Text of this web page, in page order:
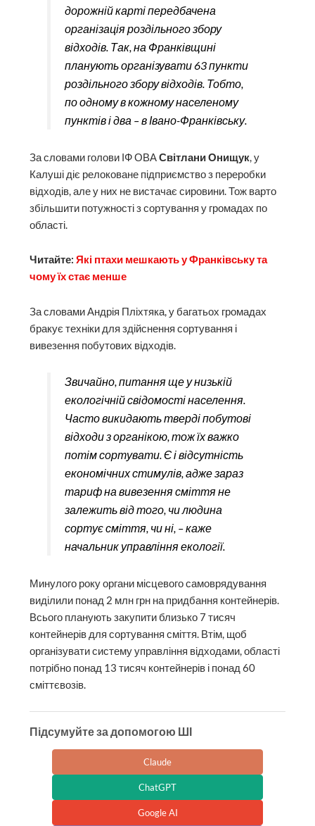
дорожній карті передбачена
організація роздільного збору
відходів. Так, на Франківщині
планують організувати 63 пункти
роздільного збору відходів. Тобто,
по одному в кожному населеному
пунктів і два – в Івано-Франківську.
За словами голови ІФ ОВАСвітлани Онищук, у
Калуші діє релоковане підприємство з переробки
відходів, але у них не вистачає сировини. Тож варто
збільшити потужності з сортування у громадах по
області.
Читайте:Які птахи мешкають у Франківську та
чому їх стає менше
За словами Андрія Пліхтяка, у багатьох громадах
бракує техніки для здійснення сортування і
вивезення побутових відходів.
Звичайно, питання ще у низькій
екологічній свідомості населення.
Часто викидають тверді побутові
відходи з органікою, тож їх важко
потім сортувати. Є і відсутність
економічних стимулів, адже зараз
тариф на вивезення сміття не
залежить від того, чи людина
сортує сміття, чи ні, – каже
начальник управління екології.
Минулого року органи місцевого самоврядування
виділили понад 2 млн грн на придбання контейнерів.
Всього планують закупити близько 7 тисяч
контейнерів для сортування сміття. Втім, щоб
організувати систему управління відходами, області
потрібно понад 13 тисяч контейнерів і понад 60
сміттєвозів.
Підсумуйте за допомогою ШІ
Claude
ChatGPT
Google AI